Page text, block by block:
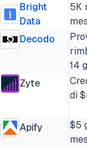
Bright
Data
5K
Decodo
14
Zyte
di
Apify
$5